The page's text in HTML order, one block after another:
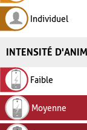
Individuel
INTENSITÉ
Faible
Moyenne